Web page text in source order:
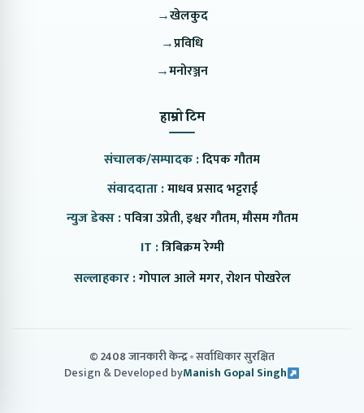
→खेलकुद
→प्रविधि
→मनोरञ्जन
हाम्रो टिम
संचालक/सम्पादक :दिपक गौतम
संवाददाता :माधव प्रसाद भट्टराई
न्युज डेक्स :पवित्रा उप्रेती, इश्वर गौतम, मौसम गौतम
IT :त्रिबिक्रम रेग्मी
सल्लाहकार :गोपाल आले मगर, रोशन पोखरेल
© 2408 जानकारी केन्द्र सर्वाधिकार सुरक्षित
Design & Developed byManish Gopal Singh